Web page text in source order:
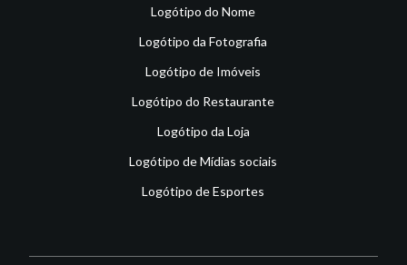
Logótipo do Nome
Logótipo da Fotografia
Logótipo de Imóveis
Logótipo do Restaurante
Logótipo da Loja
Logótipo de Mídias sociais
Logótipo de Esportes